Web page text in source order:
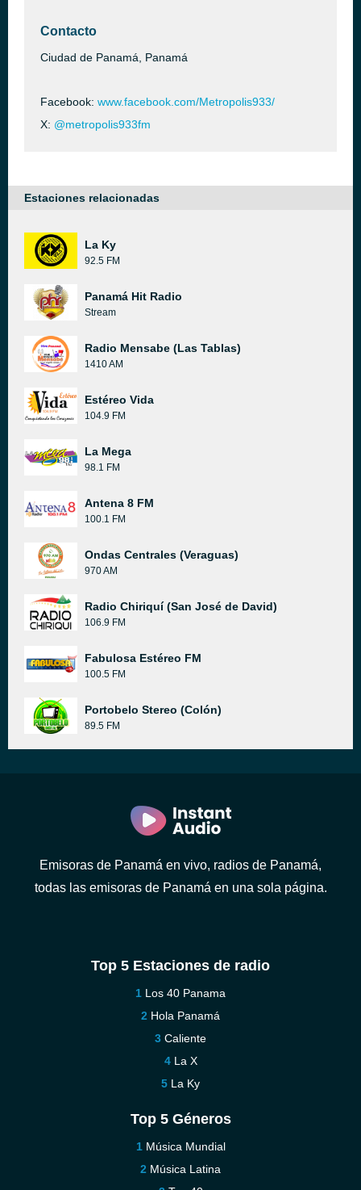
Contacto
Ciudad de Panamá, Panamá
Facebook: www.facebook.com/Metropolis933/
X: @metropolis933fm
Estaciones relacionadas
La Ky
92.5 FM
Panamá Hit Radio
Stream
Radio Mensabe (Las Tablas)
1410 AM
Estéreo Vida
104.9 FM
La Mega
98.1 FM
Antena 8 FM
100.1 FM
Ondas Centrales (Veraguas)
970 AM
Radio Chiriquí (San José de David)
106.9 FM
Fabulosa Estéreo FM
100.5 FM
Portobelo Stereo (Colón)
89.5 FM
Emisoras de Panamá en vivo, radios de Panamá,
todas las emisoras de Panamá en una sola página.
Top 5 Estaciones de radio
Los 40 Panama
Hola Panamá
Caliente
La X
La Ky
Top 5 Géneros
Música Mundial
Música Latina